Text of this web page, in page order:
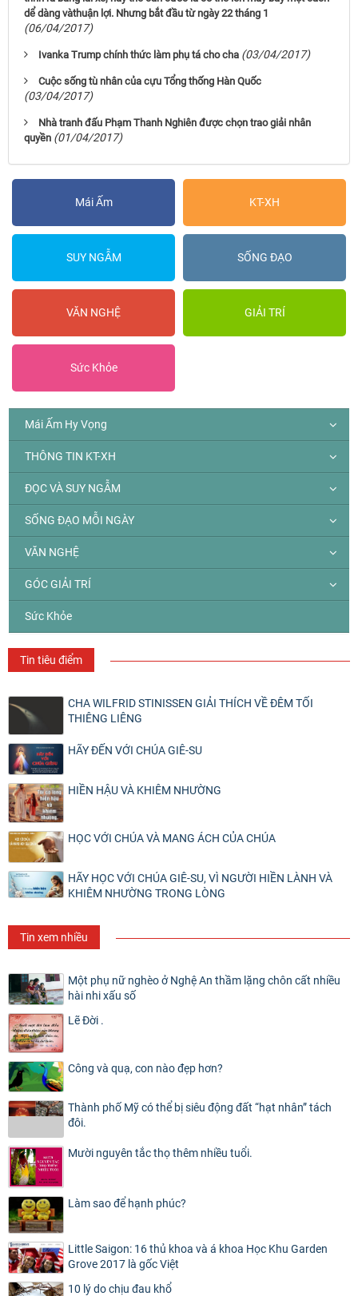
dể dàng vàthuận lợi. Nhưng bắt đầu từ ngày 22 tháng 1
(06/04/2017)
Ivanka Trump chính thức làm phụ tá cho cha (03/04/2017)
Cuộc sống tù nhân của cựu Tổng thống Hàn Quốc
(03/04/2017)
Nhà tranh đấu Phạm Thanh Nghiên được chọn trao giải nhân
quyền (01/04/2017)
Mái Ấm KT-XH
SUY NGẪM SỐNG ĐẠO
VĂN NGHỆ GIẢI TRÍ
Sức Khỏe
Mái Ấm Hy Vọng
THÔNG TIN KT-XH
ĐỌC VÀ SUY NGẪM
SỐNG ĐẠO MỖI NGÀY
VĂN NGHỆ
GÓC GIẢI TRÍ
Sức Khỏe
Tin tiêu điểm
CHA WILFRID STINISSEN GIẢI THÍCH VỀ ĐÊM TỐI
THIÊNG LIÊNG
HÃY ĐẾN VỚI CHÚA GIÊ-SU
HIỀN HẬU VÀ KHIÊM NHƯỜNG
HỌC VỚI CHÚA VÀ MANG ÁCH CỦA CHÚA
HÃY HỌC VỚI CHÚA GIÊ-SU, VÌ NGƯỜI HIỀN LÀNH VÀ
KHIÊM NHƯỜNG TRONG LÒNG
Tin xem nhiều
Một phụ nữ nghèo ở Nghệ An thầm lặng chôn cất nhiều
hài nhi xấu số
Lẽ Đời .
Công và quạ, con nào đẹp hơn?
Thành phố Mỹ có thể bị siêu động đất “hạt nhân” tách
đôi.
Mười nguyên tắc thọ thêm nhiều tuổi.
Làm sao để hạnh phúc?
Little Saigon: 16 thủ khoa và á khoa Học Khu Garden
Grove 2017 là gốc Việt
10 lý do chịu đau khổ